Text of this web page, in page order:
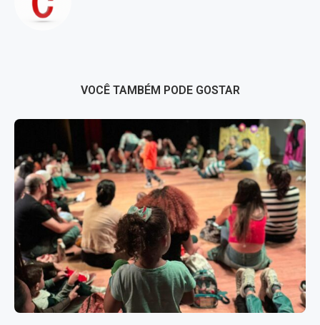
VOCÊ TAMBÉM PODE GOSTAR